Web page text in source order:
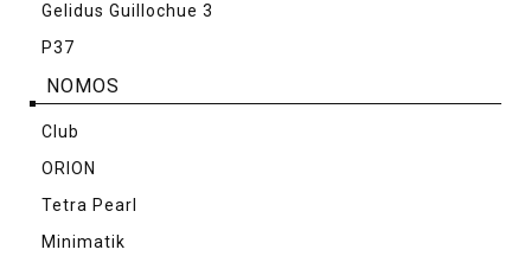
Gelidus Guillochue 3
P37
NOMOS
Club
ORION
Tetra Pearl
Minimatik